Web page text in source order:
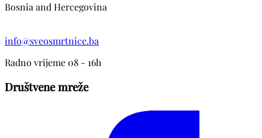
Bosnia and Hercegovina
info@sveosmrtnice.ba
Radno vrijeme 08 - 16h
Društvene mreže